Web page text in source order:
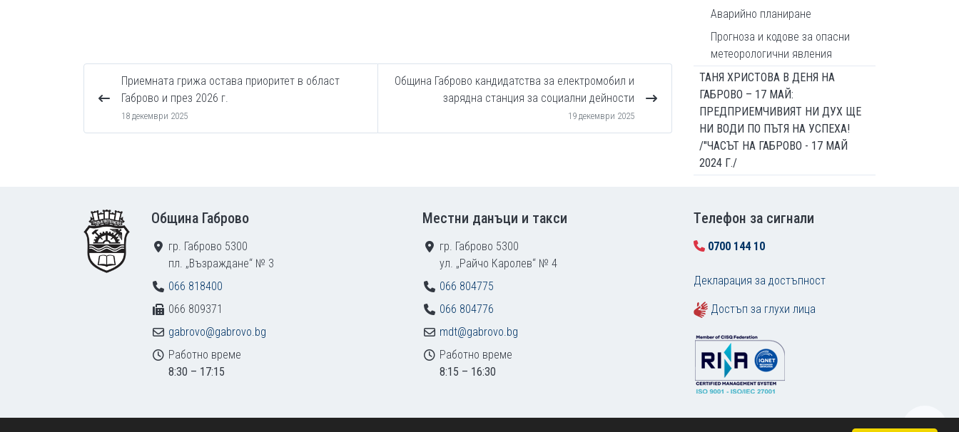
Приемната грижа остава приоритет в област
Габрово и през 2026 г.
18 декември 2025
Община Габрово кандидатства за електромобил и
зарядна станция за социални дейности
19 декември 2025
Аварийно планиране
Прогноза и кодове за опасни
метеорологични явления
ТАНЯ ХРИСТОВА В ДЕНЯ НА
ГАБРОВО – 17 МАЙ:
ПРЕДПРИЕМЧИВИЯТ НИ ДУХ ЩЕ
НИ ВОДИ ПО ПЪТЯ НА УСПЕХА!
/"ЧАСЪТ НА ГАБРОВО - 17 МАЙ
2024 Г./
Община Габрово
гр. Габрово 5300
пл. „Възраждане“ № 3
066 818400
066 809371
gabrovo@gabrovo.bg
Работно време
8:30 – 17:15
Местни данъци и такси
гр. Габрово 5300
ул. „Райчо Каролев“ № 4
066 804775
066 804776
mdt@gabrovo.bg
Работно време
8:15 – 16:30
Tелефон за сигнали
0700 144 10
Декларация за достъпност
Достъп за глухи лица